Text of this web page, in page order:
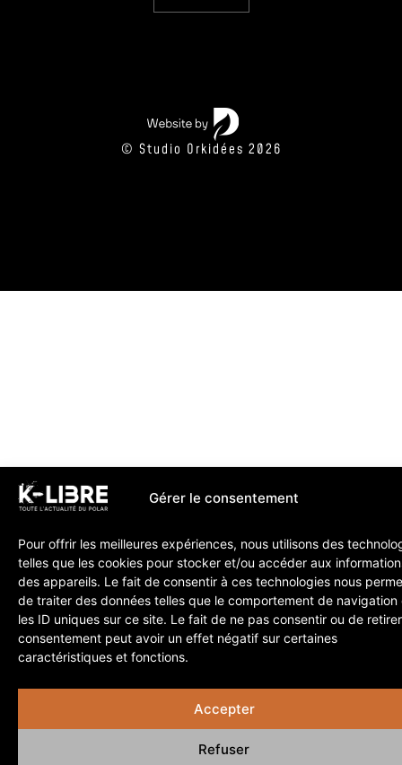
Gérer le consentement
Pour offrir les meilleures expériences, nous utilisons des
telles que les cookies pour stocker et/ou accéder aux
des appareils. Le fait de consentir à ces technologies nous
de traiter des données telles que le comportement de navigation
les ID uniques sur ce site. Le fait de ne pas consentir ou de
consentement peut avoir un effet négatif sur certaines
caractéristiques et fonctions.
Accepter
Refuser
© Studio Orkidées 2026